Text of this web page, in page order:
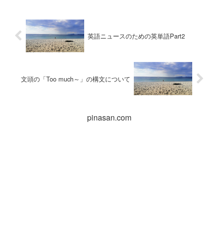
英語ニュースのための英単語Part2
文頭の「Too much～」の構文について
pinasan.com